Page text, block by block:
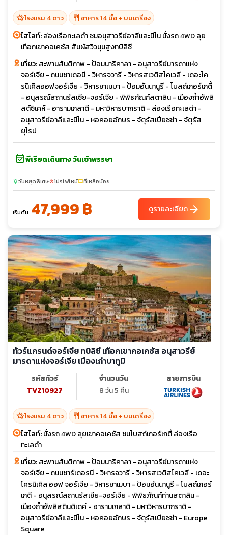
hotel_classโรงแรม 4 ดาว restaurant อาหาร 14 มื้อ + บนเครื่อง
ไฮไลท์:ล่องเรือทะเลดำ ชมอนุสาวรีย์อาลีและนีโน นั่งรถ 4WD ลุย
เทือกเขาคอเคซัส สัมผัสวิวมุมสูงทบิลิซี
เที่ยว:สะพานสันติภาพ - ป้อมนาริคาลา - อนุสาวรีย์มารดาแห่ง
จอร์เจีย - ถนนชาเดอนี - วิหารจวารี - วิหารสเวติสโคเวลี - เดอะโค
รนิเคิลออฟจอร์เจีย - วิหารซาเมบา - ป้อมอันนานูรี - โบสถ์เกอร์เกตี้
- อนุสรณ์สถานรัสเซีย-จอร์เจีย - พิพิธภัณฑ์สตาลิน - เมืองถ้ำอัพลิ
สต์ซิเคห์ - อารามเกลาตี - มหาวิหารบากราติ - ล่องเรือทะเลดำ -
อนุสาวรีย์อาลีและนีโน - หอคอยอักษร - จัตุรัสเปียซซ่า - จัตุรัส
ยุโรป
event_availableพีเรียดเดินทาง วันเข้าพรรษา
sunnyวันหยุดพิเศษlocal_fire_departmentโปรไฟไหม้confirmation_numberที่เหลือน้อย
เริ่มต้น 47,999 ฿ ดูรายละเอียดarrow_forward
ทัวร์แกรนด์จอร์เจีย ทบิลิซี เทือกเขาคอเคซัส อนุสาวรีย์
มารดาแห่งจอร์เจีย เมืองเก่าบาทูมิ
รหัสทัวร์
TVZ10927
จำนวนวัน
8 วัน 5 คืน
สายการบิน
hotel_classโรงแรม 4 ดาว restaurant อาหาร 14 มื้อ + บนเครื่อง
ไฮไลท์:นั่งรถ 4WD ลุยเขาคอเคซัส ชมโบสถ์เกอร์เกตี้ ล่องเรือ
ทะเลดำ
เที่ยว:สะพานสันติภาพ - ป้อมนาริคาลา - อนุสาวรีย์มารดาแห่ง
จอร์เจีย - ถนนชาร์เดอรนี - วิหารจวารี - วิหารสเวติสโคเวลี - เดอะ
โครนิเคิล ออฟ จอร์เจีย - วิหารซาเมบา - ป้อมอันนานูรี - โบสถ์เกอร์
เกตี - อนุสรณ์สถานรัสเซีย-จอร์เจีย - พิพิธภัณฑ์ท่านสตาลิน -
เมืองถ้ำอัพลิสตินติเดค่ - อารามเกลาติ - มหาวิหารบากราติ -
อนุสาวรีย์อาลีและนีโน - หอคอยอักษร - จัตุรัสเบียซซ่า - Europe
Square